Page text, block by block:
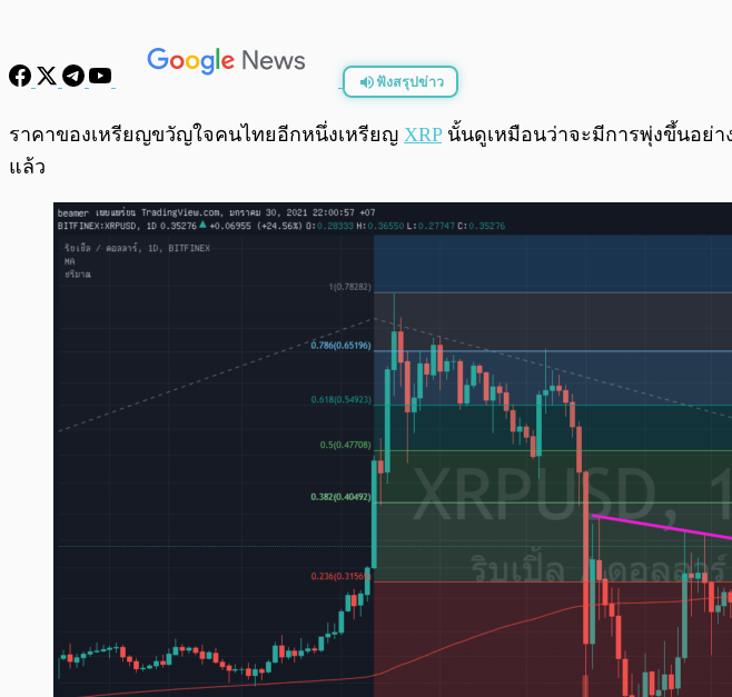
ฟังสรุปข่าว
พร้อมเล่น
ราคาของเหรียญขวัญใจคนไทยอีกหนึ่งเหรียญ XRPนั้นดูเหมือนว่าจะมีการพุ่งขึ้นอย่า
แล้ว